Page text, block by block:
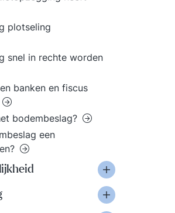
plotseling
snel in rechte worden
banken en fiscus
bodembeslag?
een